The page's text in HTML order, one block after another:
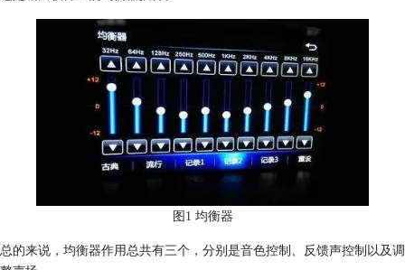
图1 均衡器
总的来说，均衡器作用总共有三个，分别是音色控制、反馈声控制以及调